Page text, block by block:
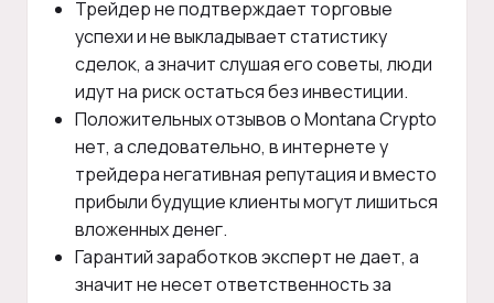
Трейдер не подтверждает торговые
успехи и не выкладывает статистику
сделок, а значит слушая его советы, люди
идут на риск остаться без инвестиции.
Положительных отзывов о Montana Crypto
нет, а следовательно, в интернете у
трейдера негативная репутация и вместо
прибыли будущие клиенты могут лишиться
вложенных денег.
Гарантий заработков эксперт не дает, а
значит не несет ответственность за